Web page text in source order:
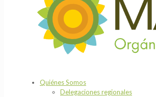
Quiénes Somos
Delegaciones regionales